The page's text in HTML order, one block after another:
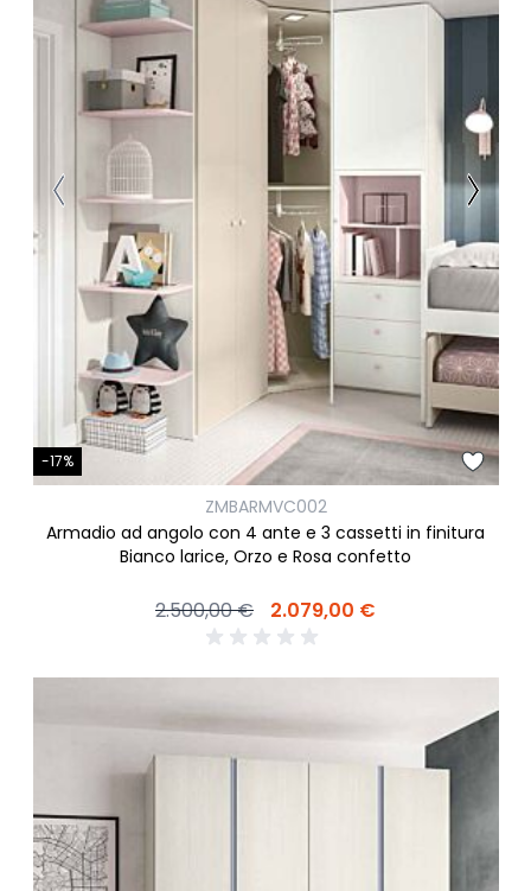
-17%
ZMBARMVC002
Armadio ad angolo con 4 ante e 3 cassetti in finitura
Bianco larice, Orzo e Rosa confetto
2.500,00 € 2.079,00 €